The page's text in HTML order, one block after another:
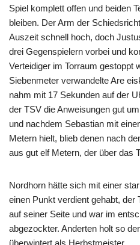
Spiel komplett offen und beiden
bleiben. Der Arm der
Auszeit schnell hoch, doch
drei Gegenspielern vorbei und
Verteidiger im Torraum gestoppt
Siebenmeter verwandelte Are
nahm mit 17 Sekunden auf der
der TSV die Anweisungen gut
und nachdem Sebastian mit
Metern hielt, blieb denen nach
aus gut elf Metern, der über das
Nordhorn hätte sich mit einer
einen Punkt verdient gehabt,
auf seiner Seite und war im
abgezockter. Anderten holt so
überwintert als Herbstmeister.